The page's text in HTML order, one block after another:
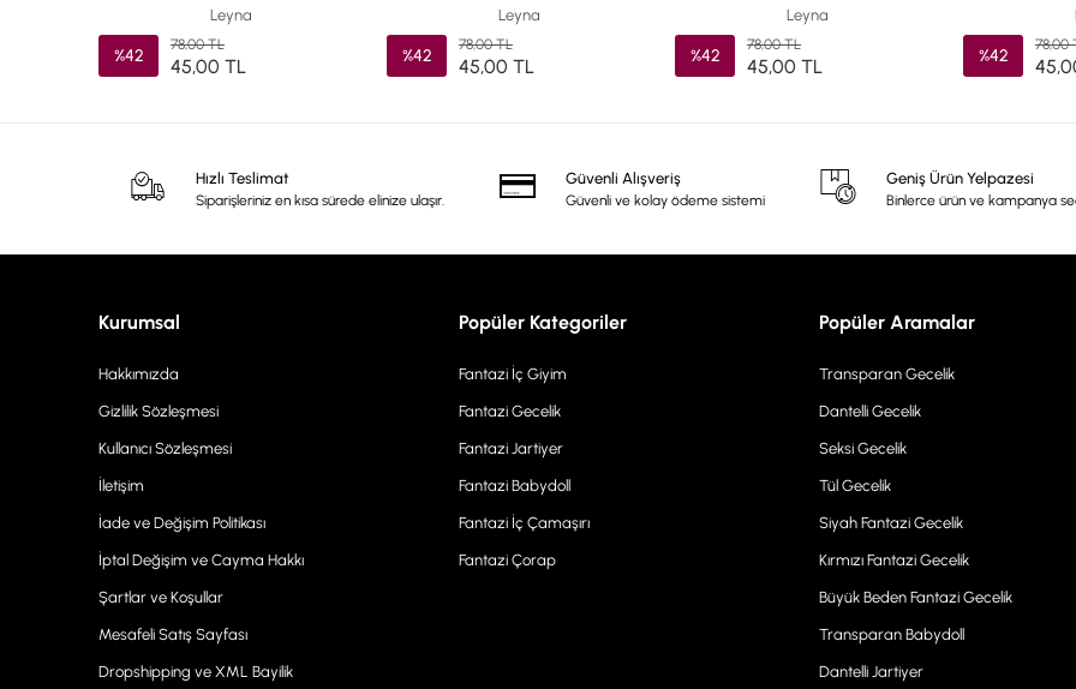
Leyna
%42
78,00 TL
45,00 TL
Leyna
%42
78,00 TL
45,00 TL
Leyna
%42
78,00 TL
45,00 TL %42
78,00
Hızlı Teslimat
Siparişleriniz en kısa sürede elinize ulaşır.
Güvenli Alışveriş
Güvenli ve kolay ödeme sistemi
Geniş Ürün Yelpazesi
Binlerce ürün ve kampanya
Kurumsal
Hakkımızda
Gizlilik Sözleşmesi
Kullanıcı Sözleşmesi
İletişim
İade ve Değişim Politikası
İptal Değişim ve Cayma Hakkı
Şartlar ve Koşullar
Mesafeli Satış Sayfası
Dropshipping ve XML Bayilik
Popüler Kategoriler
Fantazi İç Giyim
Fantazi Gecelik
Fantazi Jartiyer
Fantazi Babydoll
Fantazi İç Çamaşırı
Fantazi Çorap
Popüler Aramalar
Transparan Gecelik
Dantelli Gecelik
Seksi Gecelik
Tül Gecelik
Siyah Fantazi Gecelik
Kırmızı Fantazi Gecelik
Büyük Beden Fantazi Gecelik
Transparan Babydoll
Dantelli Jartiyer